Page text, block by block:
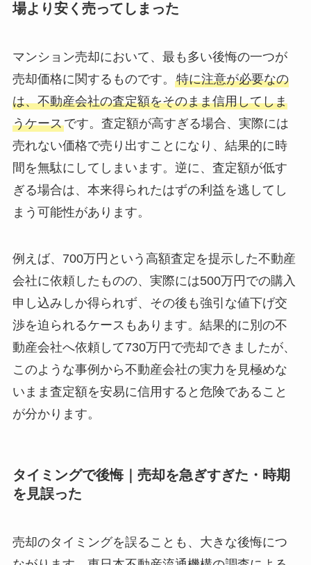
場より安く売ってしまった
マンション売却において、最も多い後悔の一つが
売却価格に関するものです。 特に注意が必要なの
は、不動産会社の査定額をそのまま信用してしま
うケースです。査定額が高すぎる場合、実際には
売れない価格で売り出すことになり、結果的に時
間を無駄にしてしまいます。逆に、査定額が低す
ぎる場合は、本来得られたはずの利益を逃してし
まう可能性があります。
例えば、700万円という高額査定を提示した不動産
会社に依頼したものの、実際には500万円での購入
申し込みしか得られず、その後も強引な値下げ交
渉を迫られるケースもあります。結果的に別の不
動産会社へ依頼して730万円で売却できましたが、
このような事例から不動産会社の実力を見極めな
いまま査定額を安易に信用すると危険であること
が分かります。
タイミングで後悔｜売却を急ぎすぎた・時期
を見誤った
売却のタイミングを誤ることも、大きな後悔につ